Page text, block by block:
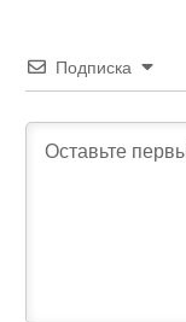
Подписка